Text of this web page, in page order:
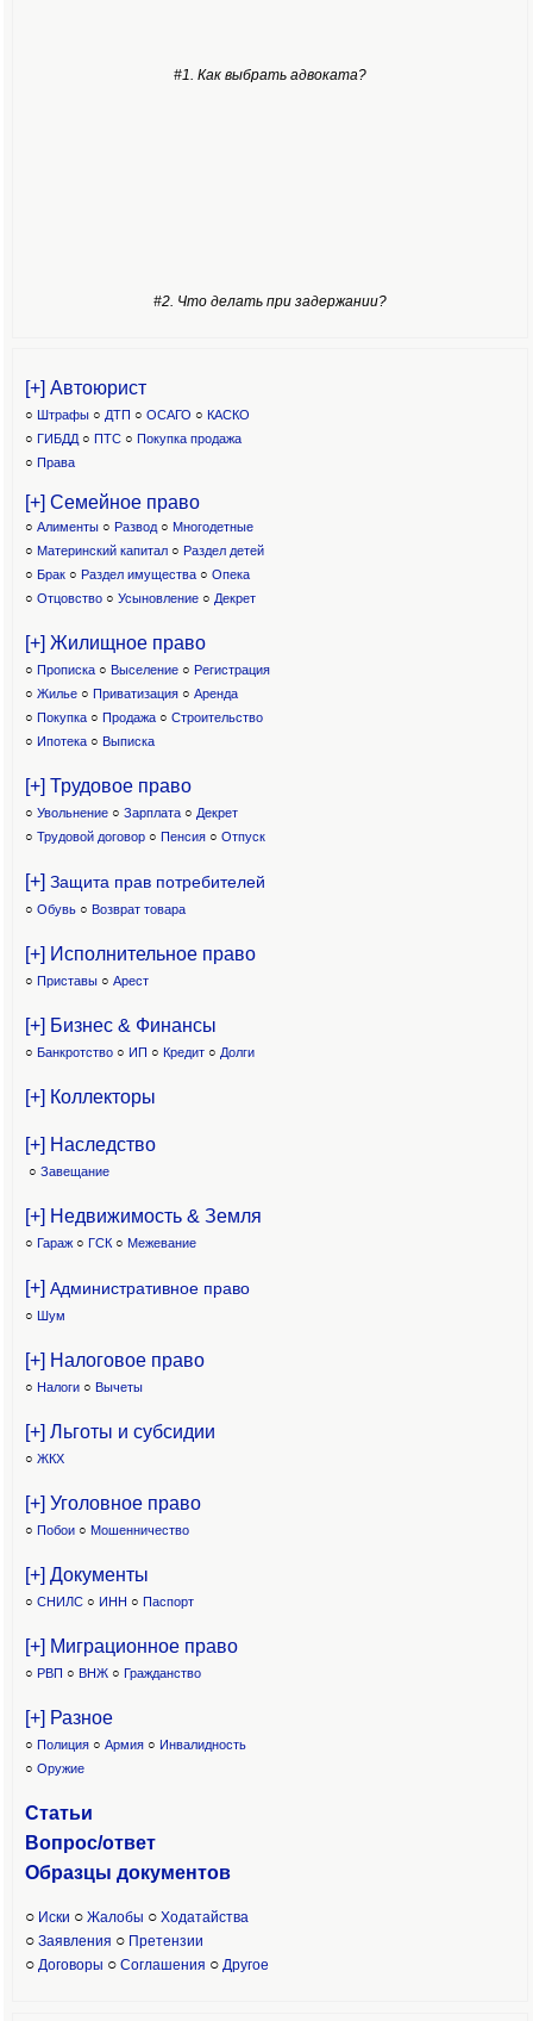
#1. Как выбрать адвоката?
#2. Что делать при задержании?
[+] Автоюрист
○ Штрафы ○ ДТП ○ ОСАГО ○ КАСКО
○ ГИБДД ○ ПТС ○ Покупка продажа
○ Права
[+] Семейное право
○ Алименты ○ Развод ○ Многодетные
○ Материнский капитал○ Раздел детей
○ Брак ○ Раздел имущества ○ Опека
○ Отцовство○ Усыновление ○ Декрет
[+] Жилищное право
○ Прописка ○ Выселение ○ Регистрация
○ Жилье ○ Приватизация ○ Аренда
○ Покупка ○ Продажа ○ Строительство
○ Ипотека ○ Выписка
[+] Трудовое право
○ Увольнение ○ Зарплата ○ Декрет
○ Трудовой договор ○ Пенсия ○ Отпуск
[+] Защита прав потребителей
○ Обувь ○ Возврат товара
[+] Исполнительное право
○ Приставы ○ Арест
[+] Бизнес & Финансы
○ Банкротство ○ ИП ○ Кредит ○ Долги
[+] Коллекторы
[+] Наследство
○ Завещание
[+] Недвижимость & Земля
○ Гараж ○ ГСК ○ Межевание
[+] Административное право
○ Шум
[+] Налоговое право
○ Налоги ○ Вычеты
[+] Льготы и субсидии
○ ЖКХ
[+] Уголовное право
○ Побои ○ Мошенничество
[+] Документы
○ СНИЛС ○ ИНН ○ Паспорт
[+] Миграционное право
○ РВП ○ ВНЖ ○ Гражданство
[+] Разное
○ Полиция ○ Армия ○ Инвалидность
○ Оружие
Статьи
Вопрос/ответ
Образцы документов
○ Иски ○ Жалобы ○ Ходатайства
○ Заявления ○ Претензии
○ Договоры ○ Соглашения ○ Другое